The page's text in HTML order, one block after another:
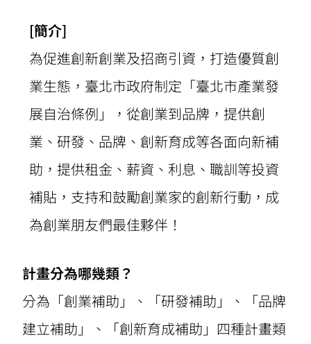
[簡介]
為促進創新創業及招商引資，打造優質創
業生態，臺北市政府制定「臺北市產業發
展自治條例」，從創業到品牌 ，提供創
業、研發、品牌、創新育成等各面向新補
助，提供租金、薪資、利息、職訓等投資
補貼， 支持和鼓勵創業家的創新行動，成
為創業朋友們最佳夥伴！
計畫分為哪幾類？
分為「創業補助」、「研發補助」、「品牌
建立補助」、「創新育成補助」四種計畫類